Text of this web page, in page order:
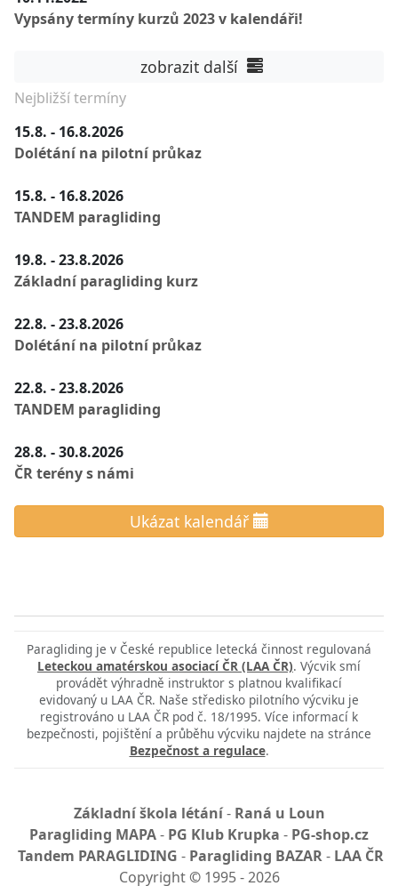
Vypsány termíny kurzů 2023 v kalendáři!
zobrazit další
Nejbližší termíny
15.8. - 16.8.2026
Dolétání na pilotní průkaz
15.8. - 16.8.2026
TANDEM paragliding
19.8. - 23.8.2026
Základní paragliding kurz
22.8. - 23.8.2026
Dolétání na pilotní průkaz
22.8. - 23.8.2026
TANDEM paragliding
28.8. - 30.8.2026
ČR terény s námi
Ukázat kalendář
Paragliding je v České republice letecká činnost regulovaná
Leteckou amatérskou asociací ČR (LAA ČR). Výcvik smí
provádět výhradně instruktor s platnou kvalifikací
evidovaný u LAA ČR. Naše středisko pilotního výcviku je
registrováno u LAA ČR pod č. 18/1995. Více informací k
bezpečnosti, pojištění a průběhu výcviku najdete na stránce
Bezpečnost a regulace.
Základní škola létání- Raná u Loun
Paragliding MAPA- PG Klub Krupka - PG-shop.cz
Tandem PARAGLIDING - Paragliding BAZAR- LAA ČR
Copyright©1995 - 2026